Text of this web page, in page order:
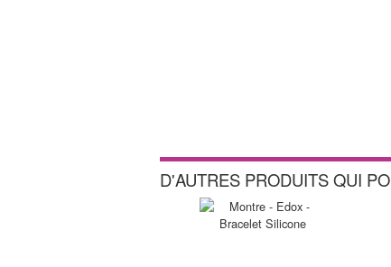
D'AUTRES PRODUITS QUI